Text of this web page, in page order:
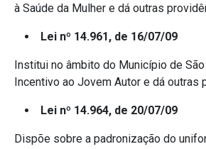
à Saúde da Mulher e dá outras
Lei nº 14.961, de 16/07/09
Institui no âmbito do Município de
Incentivo ao Jovem Autor e dá outras
Lei nº 14.964, de 20/07/09
Dispõe sobre a padronização do